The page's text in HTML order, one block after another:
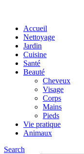
Accueil
Nettoyage
Jardin
Cuisine
Santé
Beauté
Cheveux
Visage
Corps
Mains
Pieds
Vie pratique
Animaux
Search